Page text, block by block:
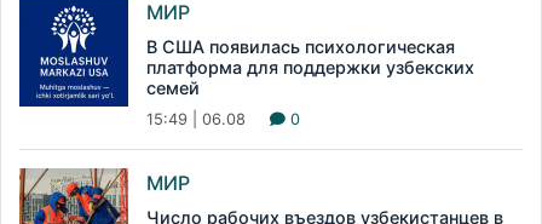
МИР
В США появилась психологическая
платформа для поддержки узбекских
семей
15:49 | 06.08 0
МИР
Число рабочих въездов узбекистанцев в